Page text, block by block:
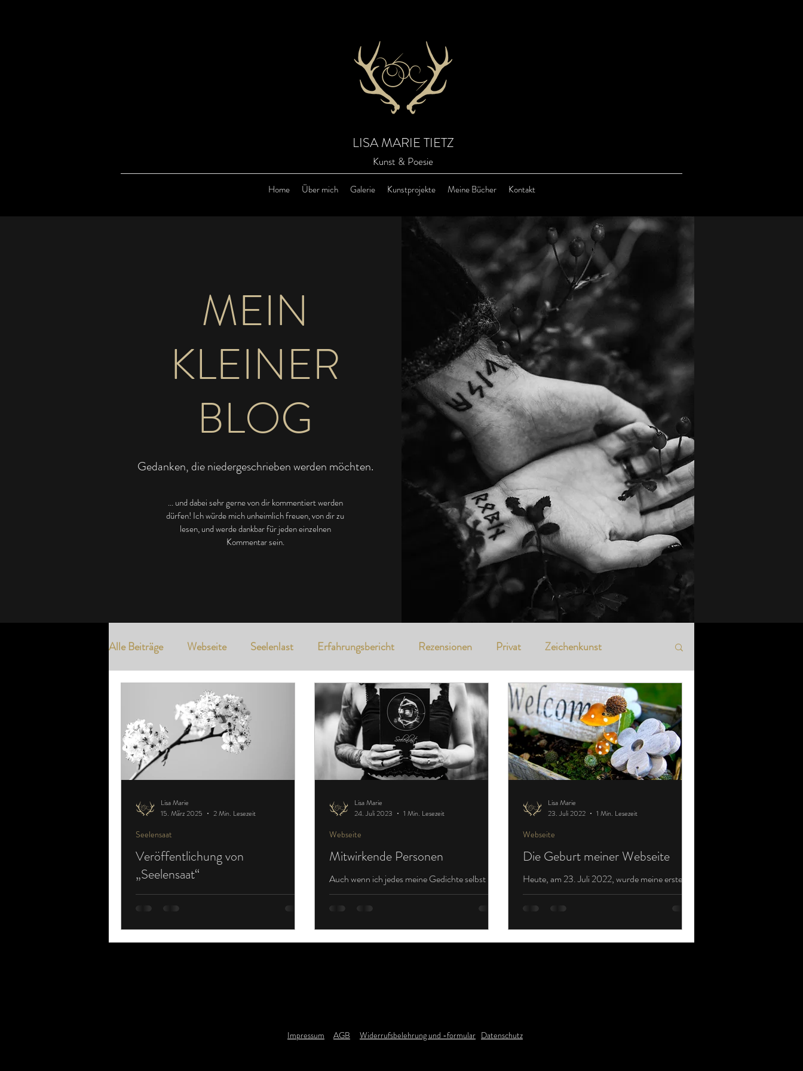
LISA MARIE TIETZ
Kunst & Poesie
Home Über mich Galerie Kunstprojekte Meine Bücher Kontakt
MEIN
KLEINER
BLOG
Gedanken, die niedergeschrieben werden möchten.
... und dabei sehr gerne von dir kommentiert werden
dürfen! Ich würde mich unheimlich freuen, von dir zu
lesen, und werde dankbar für jeden einzelnen
Kommentar sein.
Alle Beiträge Webseite Seelenlast Erfahrungsbericht Rezensionen Privat Zeichenkunst
Postkarten
Veröffentlichung von
„Seelensaat“
Ihr Lieben, der Tag ist gekommen: Am 14. März
Seelensaat
Lisa Marie
15. März 2025
2 Min. Lesezeit
Mitwirkende Personen
Auch wenn ich jedes meine Gedichte selbst
geschrieben und jede meiner Zeichnungen
Webseite
Lisa Marie
24. Juli 2023
1 Min. Lesezeit
Die Geburt meiner Webseite
Heute, am 23. Juli 2022, wurde meine erste
eigene Webseite geboren – genau einen Monat
Webseite
Lisa Marie
23. Juli 2022
1 Min. Lesezeit
Impressum AGB Widerrufsbelehrung und -formular Datenschutz